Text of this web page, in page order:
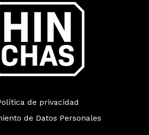
de privacidad
de Datos Personales